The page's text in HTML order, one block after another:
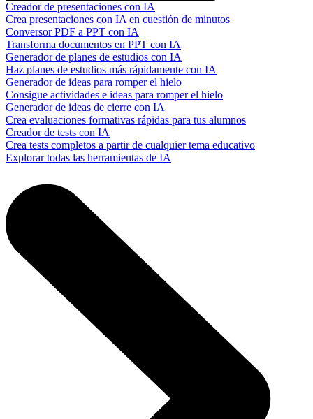
Creador de presentaciones con IA
Crea presentaciones con IA en cuestión de minutos
Conversor PDF a PPT con IA
Transforma documentos en PPT con IA
Generador de planes de estudios con IA
Haz planes de estudios más rápidamente con IA
Generador de ideas para romper el hielo
Consigue actividades e ideas para romper el hielo
Generador de ideas de cierre con IA
Crea evaluaciones formativas rápidas para tus alumnos
Creador de tests con IA
Crea tests completos a partir de cualquier tema educativo
Explorar todas las herramientas de IA